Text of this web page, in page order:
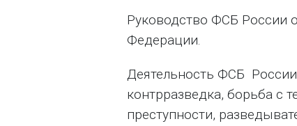
Руководство ФСБ России
Федерации.
Деятельность ФСБ
контрразведка, борьба
преступности,